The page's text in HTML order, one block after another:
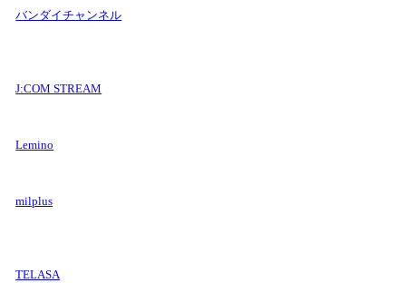
バンダイチャンネル
J:COM STREAM
Lemino
milplus
TELASA